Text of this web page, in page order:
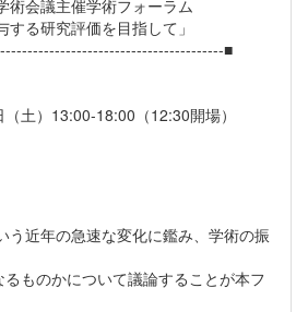
会議主催学術フォーラム
る研究評価を目指して」
■
土）13:00-18:00（12:30開場）
近年の急速な変化に鑑み、学術の振
ものかについて議論することが本フ